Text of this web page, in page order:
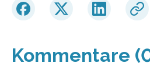
Kommentare